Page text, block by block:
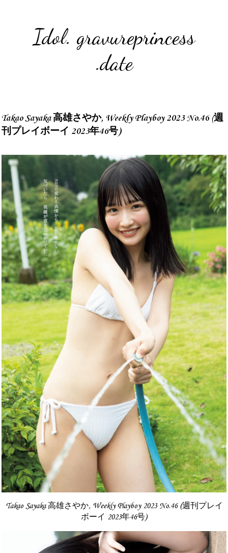
Idol. gravureprincess
.date
Takao Sayaka 高雄さやか, Weekly Playboy 2023 No.46 (週
刊プレイボーイ 2023年46号)
Takao Sayaka 高雄さやか, Weekly Playboy 2023 No.46 (週刊プレイ
ボーイ 2023年46号)